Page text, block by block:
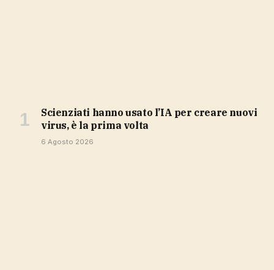
Scienziati hanno usato l’IA per creare nuovi
virus, è la prima volta
6 Agosto 2026